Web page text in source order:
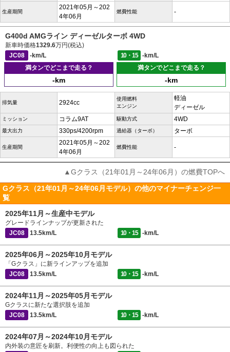
生産期間
2021年05月～202
4年06月
燃費性能 -
G400d AMGライン ディーゼルターボ 4WD
新車時価格1329.6万円(税込)
JC08
-km/L 10・15
-km/L
満タンでどこまで走る？
-km
満タンでどこまで走る？
-km
排気量 2924cc
使用燃料
エンジン
軽油
ディーゼル
ミッション コラム9AT 駆動方式 4WD
最大出力 330ps/4200rpm 過給器（ターボ） ターボ
生産期間
2021年05月～202
4年06月
燃費性能 -
▲Gクラス（21年01月～24年06月）の燃費TOPへ
Gクラス（21年01月～24年06月モデル）の他のマイナーチェンジ一
覧
2025年11月～生産中モデル
グレードラインナップが更新された
JC08
13.5km/L 10・15 -km/L
2025年06月～2025年10月モデル
「Gクラス」に新ラインアップを追加
JC08
13.5km/L 10・15 -km/L
2024年11月～2025年05月モデル
Gクラスに新たな選択肢を追加
JC08
13.5km/L 10・15 -km/L
2024年07月～2024年10月モデル
内外装の意匠を刷新。利便性の向上も図られた